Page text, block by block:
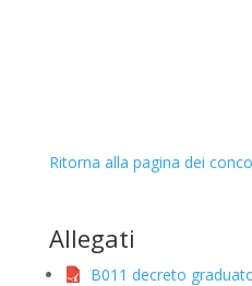
Ritorna alla pagina dei
Allegati
B011 decreto